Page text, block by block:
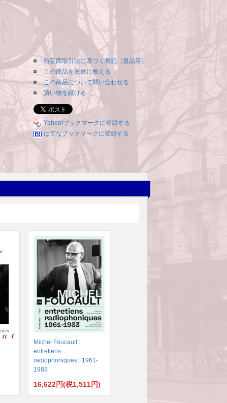
特定商取引法に基づく表記（返品等）
この商品を友達に教える
この商品について問い合わせる
買い物を続ける
Yahoo!ブックマークに登録する
はてなブックマークに登録する
Michel Foucault :
entretiens
radiophoniques : 1961-
1983
16,622円(税1,511円)